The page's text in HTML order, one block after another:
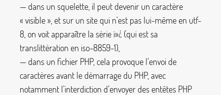
— dans un squelette, il peut devenir un caractère
« visible», et sur un site qui n’est pas lui-même en utf-
8, on voit apparaître la sérieï»¿ (qui est sa
translittération en iso-8859-1),
— dans un fichier PHP, cela provoque l’envoi de
caractères avant le démarrage du PHP, avec
notamment l’interdiction d’envoyer des entêtes PHP